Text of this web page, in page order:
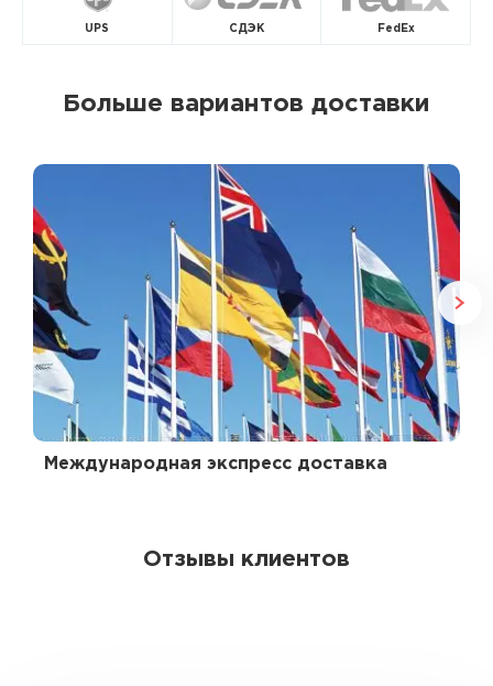
UPS СДЭК FedEx
Больше вариантов доставки
Международная экспресс доставка
Отзывы клиентов